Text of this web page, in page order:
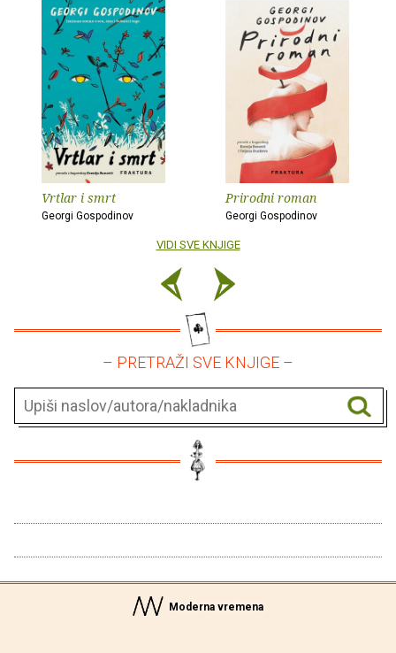
Vrtlar i smrt
Georgi Gospodinov
Prirodni roman
Georgi Gospodinov
VIDI SVE KNJIGE
– PRETRAŽI SVE KNJIGE –
Moderna vremena